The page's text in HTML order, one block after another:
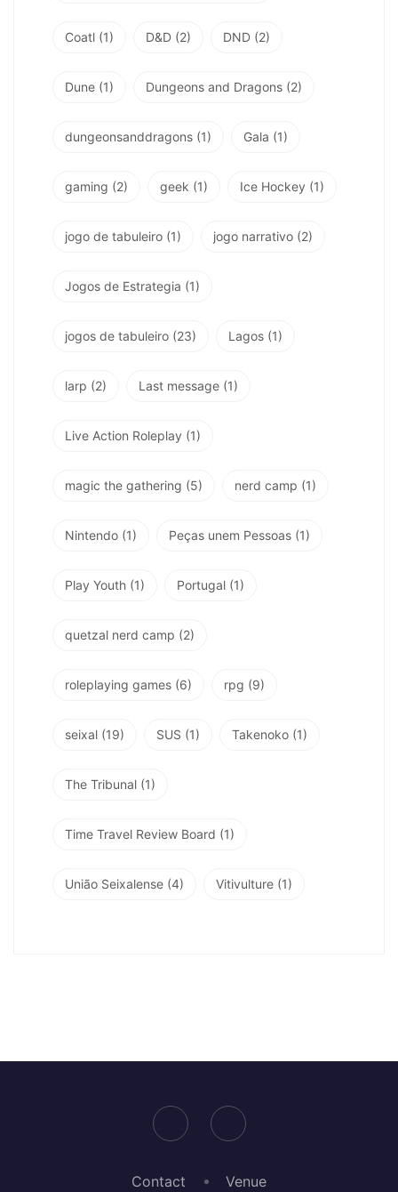
Coatl (1) D&D (2) DND (2)
Dune (1) Dungeons and Dragons (2)
dungeonsanddragons (1) Gala (1)
gaming (2) geek (1) Ice Hockey (1)
jogo de tabuleiro (1) jogo narrativo (2)
Jogos de Estrategia (1)
jogos de tabuleiro (23) Lagos (1)
larp (2) Last message (1)
Live Action Roleplay (1)
magic the gathering (5) nerd camp (1)
Nintendo (1) Peças unem Pessoas (1)
Play Youth (1) Portugal (1)
quetzal nerd camp (2)
roleplaying games (6) rpg (9)
seixal (19) SUS (1) Takenoko (1)
The Tribunal (1)
Time Travel Review Board (1)
União Seixalense (4) Vitivulture (1)
Contact Venue